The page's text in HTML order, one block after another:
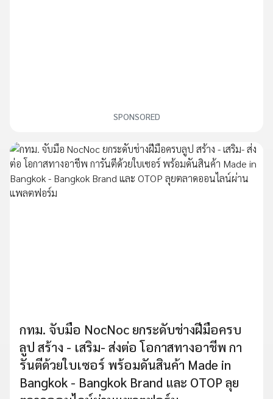
SPONSORED
กทม. จับมือ NocNoc ยกระดับช่างฝีมือครบ
ลูป สร้าง - เสริม- ส่งต่อ โอกาสทางอาชีพ กา
รันตีด้วยใบเซอร์ พร้อมดันสินค้า Made in
Bangkok - Bangkok Brand และ OTOP ลุย